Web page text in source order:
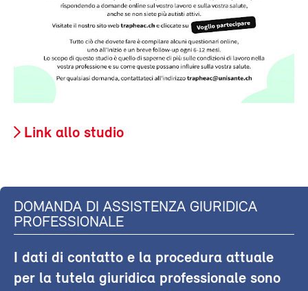
Link allo studio
DOMANDA DI ASSISTENZA GIURIDICA
PROFESSIONALE
I dati di contatto e la procedura attuale
per la tutela giuridica professionale sono